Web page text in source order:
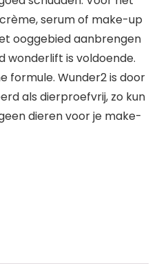
serum of make-up
ooggebied aanbrengen
wonderlift is voldoende.
formule. Wunder2 is door
als dierproefvrij, zo kun
dieren voor je make-